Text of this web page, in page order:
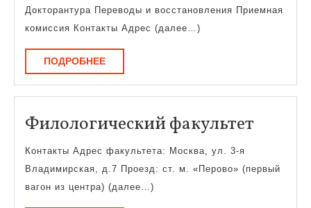
Докторантура Переводы и восстановления Приемная
комиссия Контакты Адрес (далее…)
ПОДРОБНЕЕПОДРОБНЕЕ
Филологический факультет
Контакты Адрес факультета: Москва, ул. 3-я
Владимирская, д.7 Проезд: ст. м. «Перово» (первый
вагон из центра) (далее…)